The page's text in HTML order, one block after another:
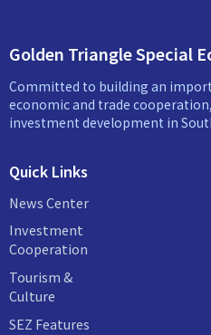
Golden Triangle Special
Committed to building an
economic and trade
investment development in
Quick Links
News Center
Investment
Cooperation
Tourism &
Culture
SEZ Features